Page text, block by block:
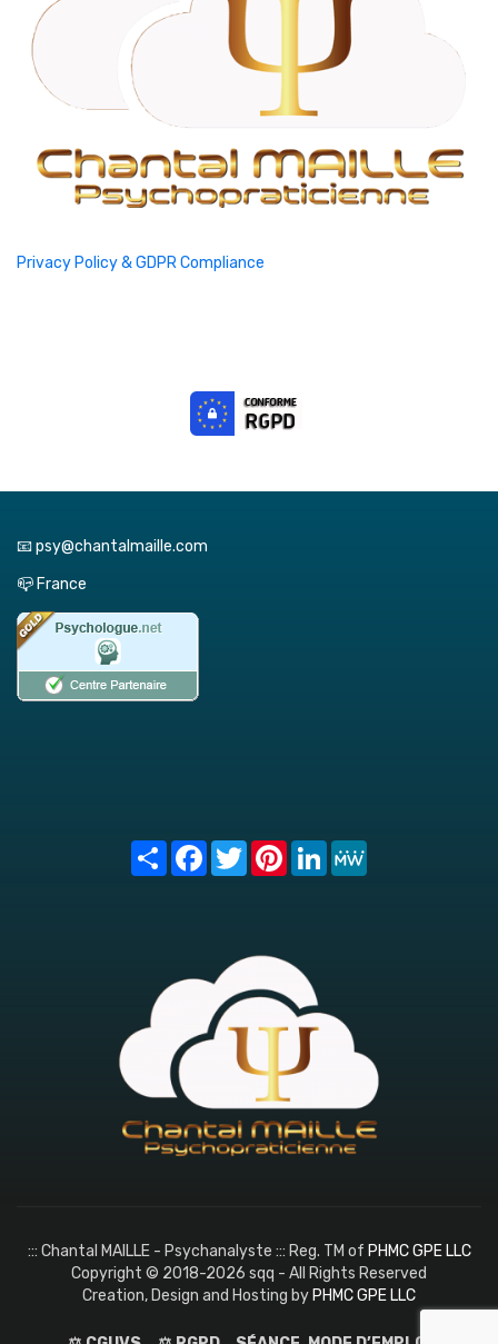
Privacy Policy & GDPR Compliance
📧 psy@chantalmaille.com
📪 France
Share FacebookTwitterPinterest
LinkedIn
::: Chantal MAILLE - Psychanalyste ::: Reg. TM of PHMC GPE LLC
Copyright © 2018-2026 sqq - All Rights Reserved
Creation, Design and Hosting by PHMC GPE LLC